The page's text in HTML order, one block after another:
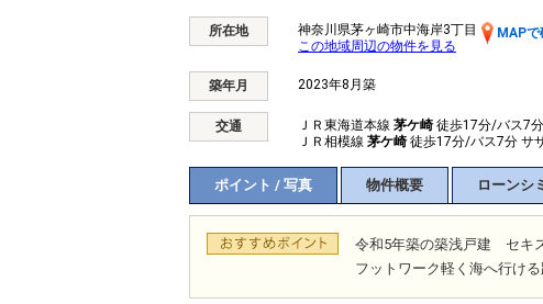
所在地 神奈川県茅ヶ崎市中海岸3丁目
MAPで
この地域周辺の物件を見る
築年月 2023年8月築
交通 ＪＲ東海道本線 茅ケ崎 徒歩17分/バス7
ＪＲ相模線 茅ケ崎 徒歩17分/バス7分 サ
ポイント / 写真 物件概要 ローンシ
令和5年築の築浅戸建 セキ
フットワーク軽く海へ行け